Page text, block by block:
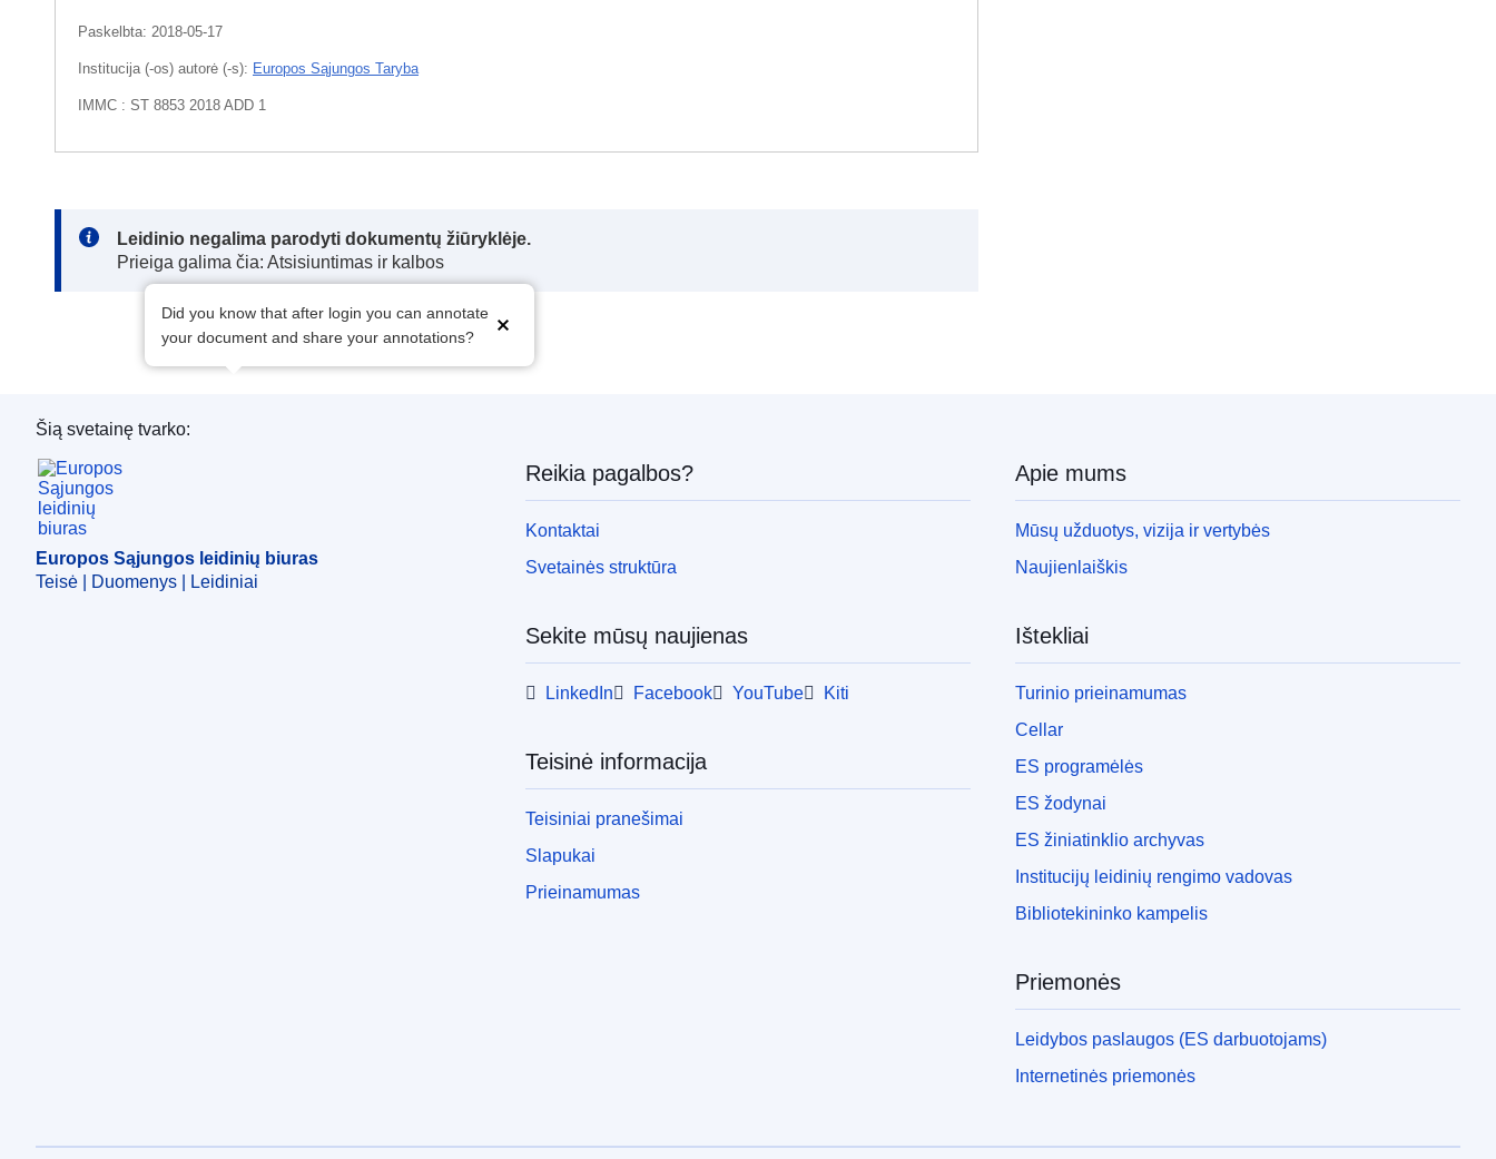
Paskelbta: 2018-05-17
Institucija (-os) autorė (-s): Europos Sąjungos Taryba
IMMC : ST 8853 2018 ADD 1
Note:
Leidinio negalima parodyti dokumentų žiūryklėje.
Prieiga galima čia: Atsisiuntimas ir kalbos
Did you know that after login you can annotate
your document and share your annotations?
Europos Sąjungos leidinių biuras
Šią svetainę tvarko:
Europos Sąjungos leidinių biuras
Teisė | Duomenys | Leidiniai
Reikia pagalbos?
Kontaktai
Svetainės struktūra
Sekite mūsų naujienas
LinkedIn Facebook YouTube Kiti
Teisinė informacija
Teisiniai pranešimai
Slapukai
Prieinamumas
Apie mums
Mūsų užduotys, vizija ir vertybės
Naujienlaiškis
Ištekliai
Turinio prieinamumas
Cellar
ES programėlės
ES žodynai
ES žiniatinklio archyvas
Institucijų leidinių rengimo vadovas
Bibliotekininko kampelis
Priemonės
Leidybos paslaugos (ES darbuotojams)
Internetinės priemonės